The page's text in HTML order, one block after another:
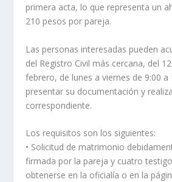
primera acta, lo que representa un
210 pesos por pareja.
Las personas interesadas pueden
del Registro Civil más cercana, del
febrero, de lunes a viernes de 9:00 a
presentar su documentación y
correspondiente.
Los requisitos son los siguientes:
• Solicitud de matrimonio
firmada por la pareja y cuatro
obtenerse en la oficialía o en la